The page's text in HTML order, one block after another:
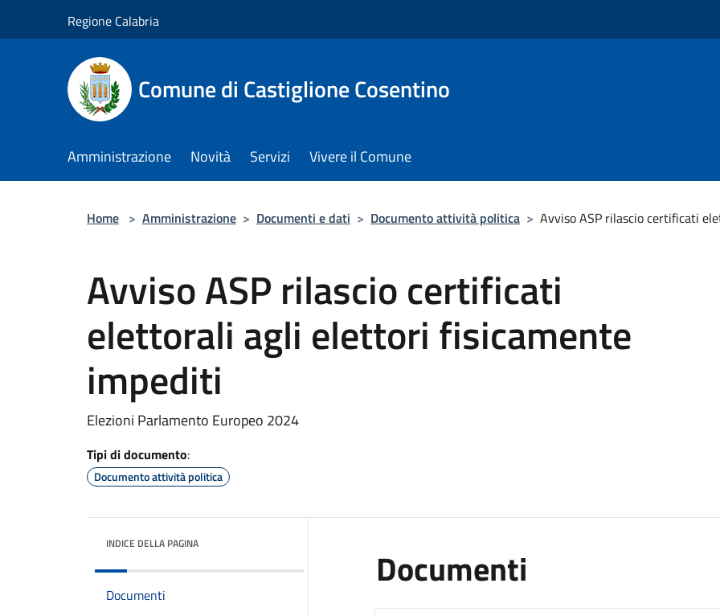
Regione Calabria
Comune di Castiglione Cosentino
Amministrazione Novità Servizi Vivere il Comune
Home > Amministrazione > Documenti e dati > Documento attività politica > Avviso ASP rilascio certificati
Avviso ASP rilascio certificati
elettorali agli elettori fisicamente
impediti
Elezioni Parlamento Europeo 2024
Tipi di documento:
Documento attività politica
INDICE DELLA PAGINA
Documenti
Documenti